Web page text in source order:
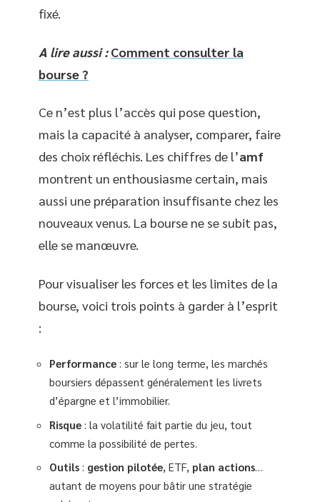
fixé.
A lire aussi : Comment consulter la
bourse ?
Ce n’est plus l’accès qui pose question,
mais la capacité à analyser, comparer, faire
des choix réfléchis. Les chiffres de l’amf
montrent un enthousiasme certain, mais
aussi une préparation insuffisante chez les
nouveaux venus. La bourse ne se subit pas,
elle se manœuvre.
Pour visualiser les forces et les limites de la
bourse, voici trois points à garder à l’esprit
:
Performance : sur le long terme, les marchés
boursiers dépassent généralement les livrets
d’épargne et l’immobilier.
Risque : la volatilité fait partie du jeu, tout
comme la possibilité de pertes.
Outils : gestion pilotée, ETF, plan actions…
autant de moyens pour bâtir une stratégie